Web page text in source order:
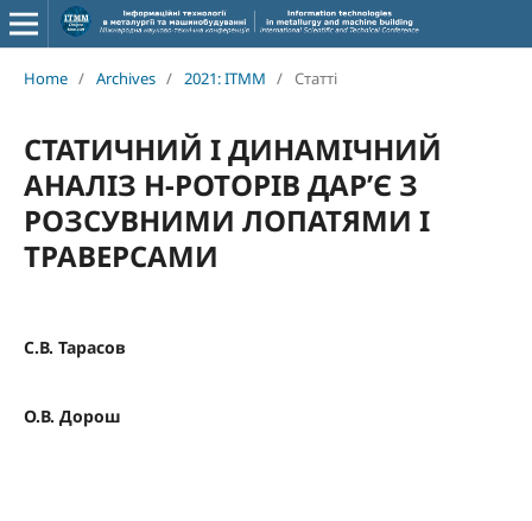
Home / Archives / 2021: ITMM / Статті
СТАТИЧНИЙ І ДИНАМІЧНИЙ
АНАЛІЗ Н-РОТОРІВ ДАР’Є З
РОЗСУВНИМИ ЛОПАТЯМИ І
ТРАВЕРСАМИ
С.В. Тарасов
О.В. Дорош